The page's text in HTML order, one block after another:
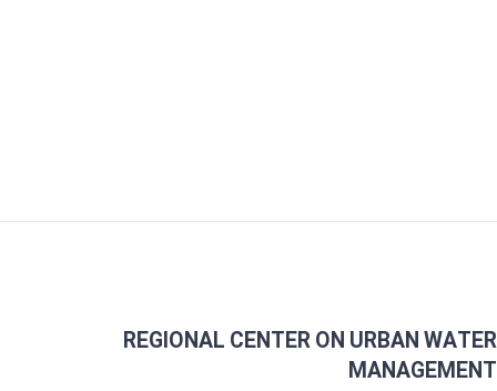
REGIONAL CENTER ON URBAN WATER
MANAGEMENT